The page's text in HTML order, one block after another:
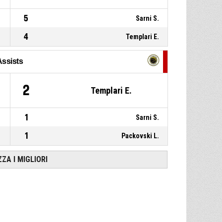
5 Sarni S.
4 Templari E.
2 Templari E.
1 Sarni S.
1 Packovski L.
I MIGLIORI